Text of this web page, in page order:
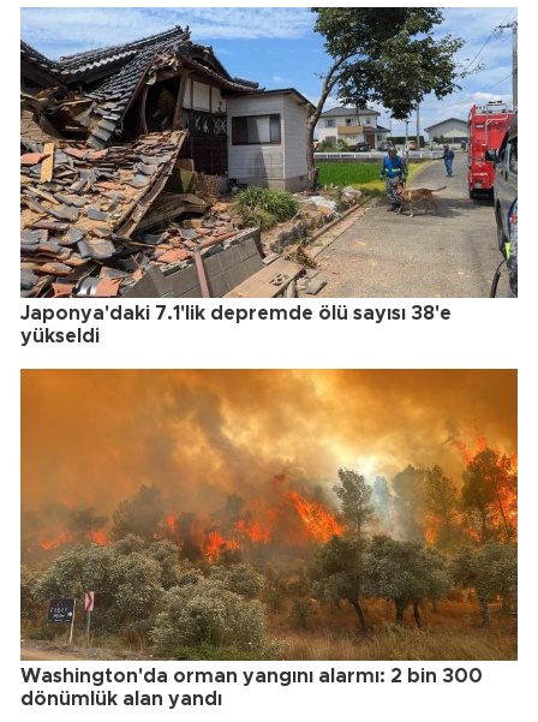
Japonya'daki 7.1'lik depremde ölü sayısı 38'e
yükseldi
Washington'da orman yangını alarmı: 2 bin 300
dönümlük alan yandı